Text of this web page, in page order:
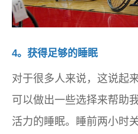
4。获得足够的睡眠
对于很多人来说，这说起
可以做出一些选择来帮助
活力的睡眠。睡前两小时